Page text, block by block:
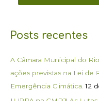
Posts recentes
A Câmara Municipal do
ações previstas na Lei de
Emergência Climática. 12